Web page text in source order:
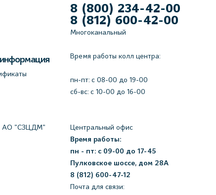
АО "СЗЦДМ"
8 (800) 234-42-00
8 (812) 600-42-00
Многоканальный
Время работы колл центра:
пн-пт: c 08-00 до 19-00
сб-вс: с 10-00 до 16-00
Центральный офис
Время работы:
пн - пт: с 09-00 до 17-45
Пулковское шоссе, дом 28А
8 (812) 600-47-12
Почта для связи: